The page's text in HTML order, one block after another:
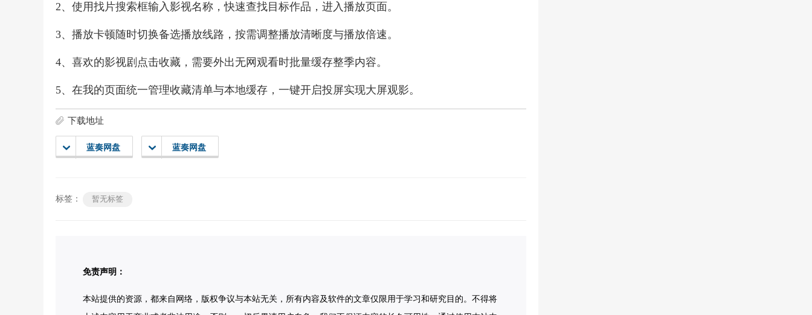
2、使用找片搜索框输入影视名称，快速查找目标作品，进入播放页面。
3、播放卡顿随时切换备选播放线路，按需调整播放清晰度与播放倍速。
4、喜欢的影视剧点击收藏，需要外出无网观看时批量缓存整季内容。
5、在我的页面统一管理收藏清单与本地缓存，一键开启投屏实现大屏观影。
下载地址
蓝奏网盘 蓝奏网盘
标签： 暂无标签
免责声明：
本站提供的资源，都来自网络，版权争议与本站无关，所有内容及软件的文章仅限用于学习和研究目的。不得将